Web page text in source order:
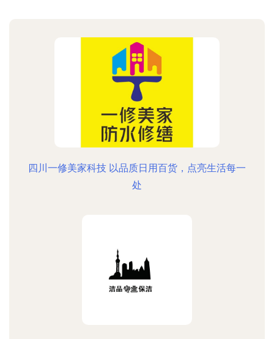
四川一修美家科技 以品质日用百货，点亮生活每一
处